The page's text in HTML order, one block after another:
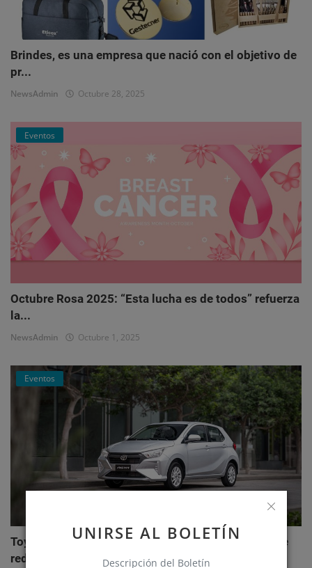
UNIRSE AL BOLETÍN
Descripción del Boletín
Brindes, es una empresa que nació con el objetivo de
pr...
NewsAdmin Octubre 28, 2025
Eventos
Octubre Rosa 2025: “Esta lucha es de todos” refuerza
la...
NewsAdmin Octubre 1, 2025
Eventos
Toyota AGYA: el nuevo hatchback de Toyotoshi que
redefi...